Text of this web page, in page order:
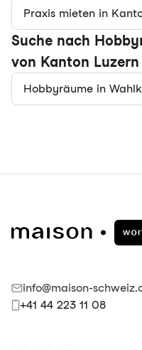
Praxis mieten in
Suche nach
von Kanton Luzern
Hobbyräume in
info@maison-
+41 44 223 11 08